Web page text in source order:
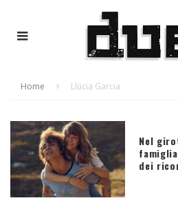
Home Llúcia Garcia
Nel
dei